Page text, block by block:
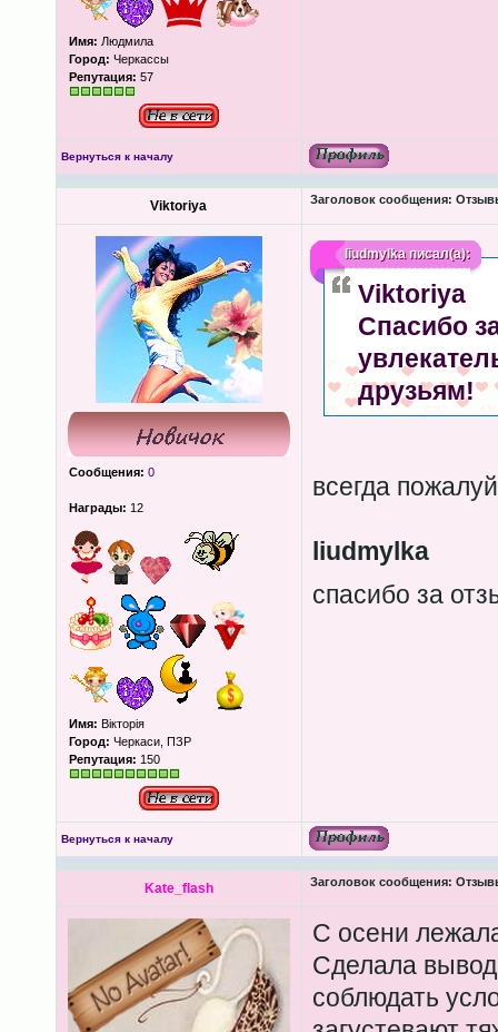
Имя: Людмила
Город: Черкассы
Репутация: 57
Вернуться к началу
Viktoriya Заголовок сообщения:
Сообщения: 0
Награды: 12
Имя: Вікторія
Город: Черкаси, ПЗР
Репутация: 150
liudmylkaписал(а):
Viktoriya
Спасибо
друзьям!
всегда
liudmylka
спасибо за
Вернуться к началу
Kate_flash Заголовок сообщения:
С осени
Сделала
соблюдать